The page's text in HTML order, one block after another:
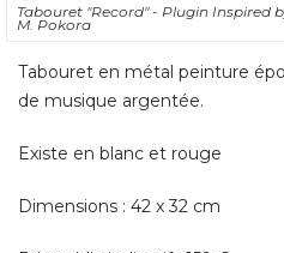
Tabouret "Record" - Plugin Inspired
M. Pokora
Tabouret en métal peinture
de musique argentée.
Existe en blanc et rouge
Dimensions : 42 x 32 cm